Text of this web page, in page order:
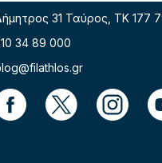
31 Ταύρος, TK 177
34 89 000